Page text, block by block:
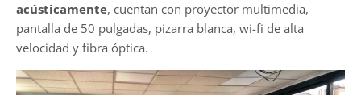
acústicamente, cuentan con proyector multimedia,
pantalla de 50 pulgadas, pizarra blanca, wi-fi de alta
velocidad y fibra óptica.